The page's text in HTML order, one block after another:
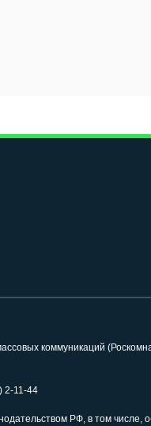
коммуникаций
2-11-44
РФ, в том числе,